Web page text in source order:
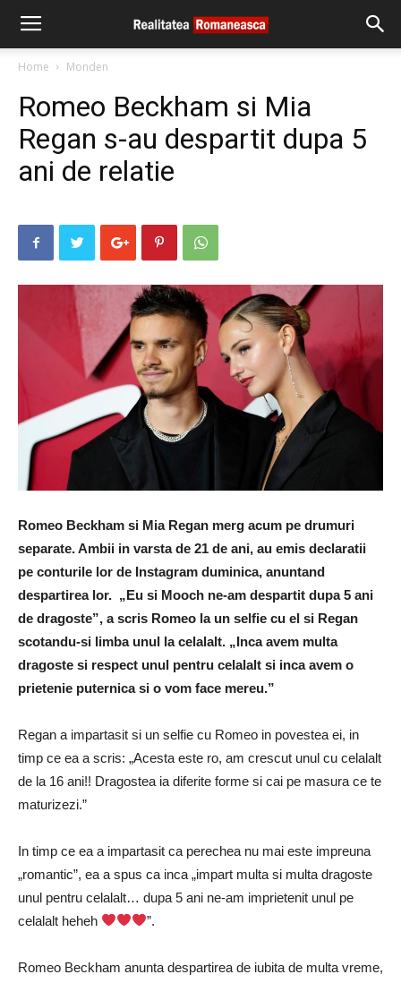
Home Monden
Romeo Beckham si Mia
Regan s-au despartit dupa 5
ani de relatie
Romeo Beckham si Mia Regan merg acum pe drumuri
separate. Ambii in varsta de 21 de ani, au emis declaratii
pe conturile lor de Instagram duminica, anuntand
despartirea lor. „Eu si Mooch ne-am despartit dupa 5 ani
de dragoste”, a scris Romeo la un selfie cu el si Regan
scotandu-si limba unul la celalalt. „Inca avem multa
dragoste si respect unul pentru celalalt si inca avem o
prietenie puternica si o vom face mereu.”
Regan a impartasit si un selfie cu Romeo in povestea ei, in
timp ce ea a scris: „Acesta este ro, am crescut unul cu celalalt
de la 16 ani!! Dragostea ia diferite forme si cai pe masura ce te
maturizezi.”
In timp ce ea a impartasit ca perechea nu mai este impreuna
„romantic”, ea a spus ca inca „impart multa si multa dragoste
unul pentru celalalt… dupa 5 ani ne-am imprietenit unul pe
celalalt heheh
”.
Romeo Beckham anunta despartirea de iubita de multa vreme,